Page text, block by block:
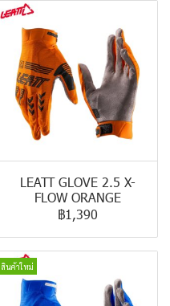
LEATT GLOVE 2.5 X-
FLOW ORANGE
฿1,390
สินค้าใหม่